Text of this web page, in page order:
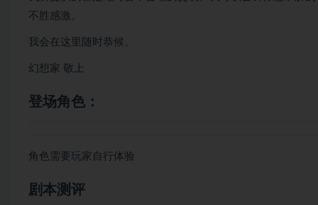
不胜感激。
我会在这里随时恭候。
幻想家 敬上
登场角色：
角色需要玩家自行体验
剧本测评